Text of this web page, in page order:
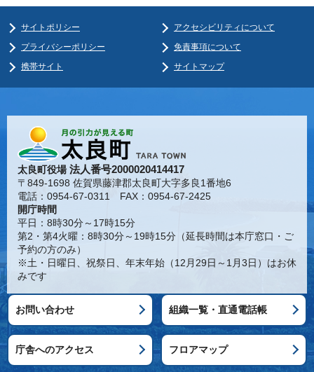
サイトポリシー
アクセシビリティについて
プライバシーポリシー
免責事項について
携帯サイト
サイトマップ
太良町役場法人番号2000020414417
〒849-1698 佐賀県藤津郡太良町大字多良1番地6
電話：0954-67-0311 FAX：0954-67-2425
開庁時間
平日：8時30分～17時15分
第2・第4火曜：8時30分～19時15分（延長時間は本庁窓口・ご
予約の方のみ）
※土・日曜日、祝祭日、年末年始（12月29日～1月3日）はお休
みです
お問い合わせ 組織一覧・直通電話帳
庁舎へのアクセス フロアマップ